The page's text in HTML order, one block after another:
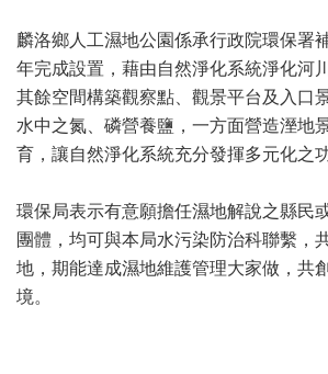
麟洛鄉人工濕地公園係承行政院環保署
年完成設置，藉由自然淨化系統淨化河
其餘空間構築觀察點、觀景平台及入口
水中之氮、磷營養鹽，一方面營造溼地
育，讓自然淨化系統充分發揮多元化之
環保局表示有意願擔任濕地解說之縣民
團體，均可與本局水污染防治科聯繫，
地，期能達成濕地維護管理大家做，共
境。